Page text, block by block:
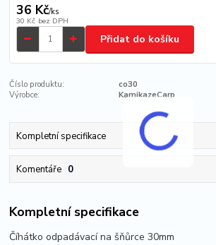
36 Kč/ks
30 Kč bez DPH
Přidat do košíku
Číslo produktu:
co30
Výrobce:
KamikazeCarp
Kompletní specifikace
Komentáře 0
Kompletní specifikace
Číhátko odpadávací na šňůrce 30mm